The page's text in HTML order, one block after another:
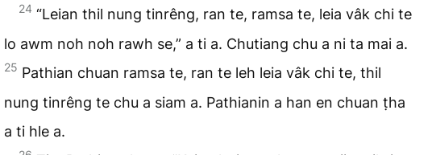
24 “Leian thil nung tinrêng, ran te, ramsa te, leia vâk chi te
lo awm noh noh rawh se,” a ti a. Chutiang chu a ni ta mai a.
25 Pathian chuan ramsa te, ran te leh leia vâk chi te, thil
nung tinrêng te chu a siam a. Pathianin a han en chuan ṭha
a ti hle a.